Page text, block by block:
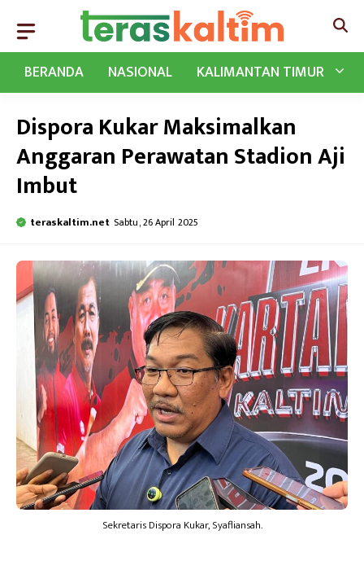
BERANDA
NASIONAL KALIMANTAN TIMUR
Dispora Kukar Maksimalkan
Anggaran Perawatan Stadion Aji
Imbut
teraskaltim.net Sabtu, 26 April 2025
Sekretaris Dispora Kukar, Syafliansah.